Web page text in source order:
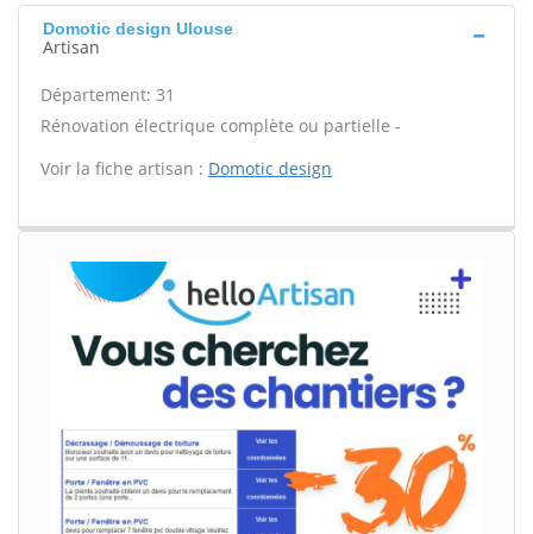
Domotic design Ulouse
Artisan
Département: 31
Rénovation électrique complète ou partielle -
Voir la fiche artisan : Domotic design